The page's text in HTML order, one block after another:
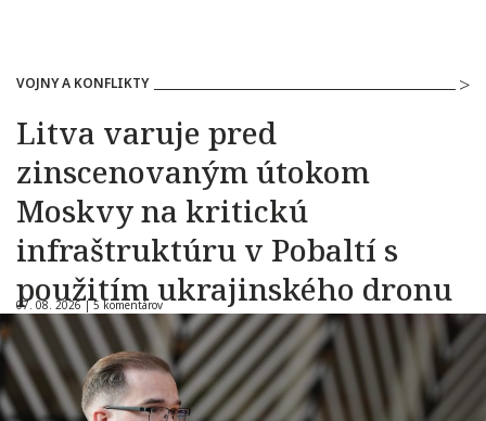
VOJNY A KONFLIKTY
Litva varuje pred
zinscenovaným útokom
Moskvy na kritickú
infraštruktúru v Pobaltí s
použitím ukrajinského dronu
07. 08. 2026 |5 komentárov